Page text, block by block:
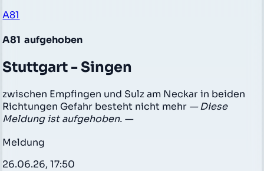
A81
A81 aufgehoben
Stuttgart - Singen
zwischen Empfingen und Sulz am Neckar in beiden
Richtungen Gefahr besteht nicht mehr — Diese
Meldung ist aufgehoben. —
Meldung
26.06.26, 17:50